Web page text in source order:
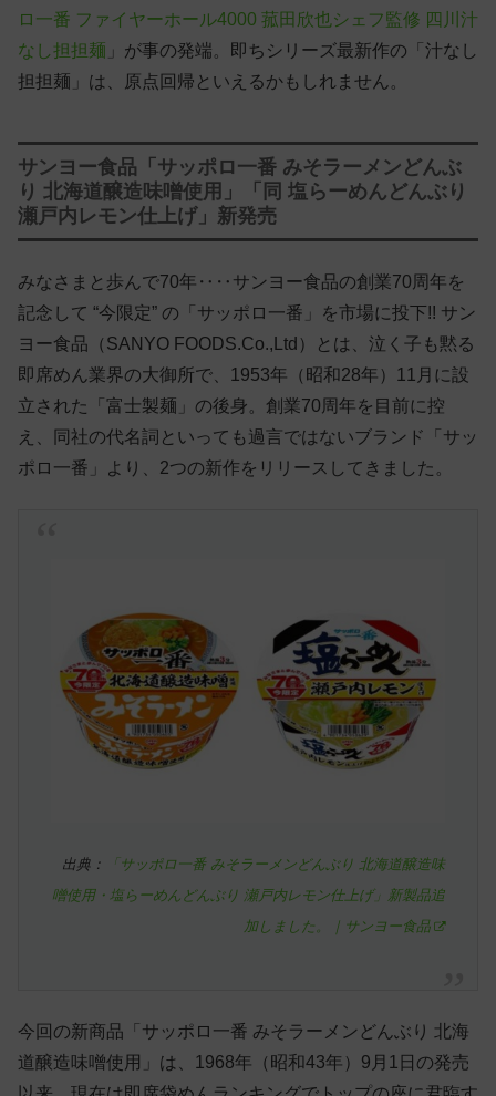
ロ一番 ファイヤーホール4000 菰田欣也シェフ監修 四川汁
なし担担麺 」が事の発端。即ちシリーズ最新作の「汁なし
担担麺」は、原点回帰といえるかもしれません。
サンヨー食品「サッポロ一番 みそラーメンどんぶ
り 北海道醸造味噌使用」「同 塩らーめんどんぶり
瀬戸内レモン仕上げ」新発売
みなさまと歩んで70年‥‥サンヨー食品の創業70周年を
記念して “今限定” の「サッポロ一番」を市場に投下!! サン
ヨー食品（SANYO FOODS.Co.,Ltd）とは、泣く子も黙る
即席めん業界の大御所で、1953年（昭和28年）11月に設
立された「富士製麺」の後身。創業70周年を目前に控
え、同社の代名詞といっても過言ではないブランド「サッ
ポロ一番」より、2つの新作をリリースしてきました。
出典：
「サッポロ一番 みそラーメンどんぶり 北海道醸造味
噌使用・塩らーめんどんぶり 瀬戸内レモン仕上げ」新製品追
加しました。｜サンヨー食品
今回の新商品「サッポロ一番 みそラーメンどんぶり 北海
道醸造味噌使用」は、1968年（昭和43年）9月1日の発売